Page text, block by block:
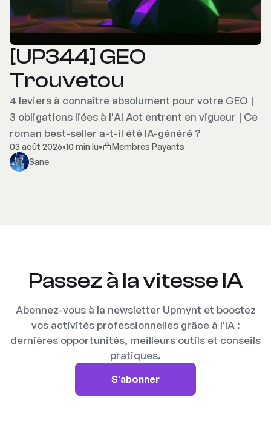
[UP344] GEO
Trouvetou
4 leviers à connaître absolument pour votre GEO |
3 obligations liées à l'AI Act entrent en vigueur | Ce
roman best-seller a-t-il été IA-généré ?
03 août 2026•10 min lu•
Membres Payants
Sane
Passez à la vitesse IA
Abonnez-vous à la newsletter Upmynt et boostez
vos activités professionnelles grâce à l'IA :
dernières opportunités, meilleurs outils et conseils
pratiques.
S'abonner